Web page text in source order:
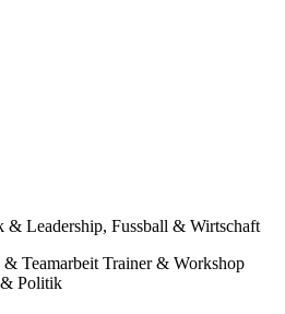
& Leadership, Fussball & Wirtschaft
Teamarbeit Trainer & Workshop
Politik